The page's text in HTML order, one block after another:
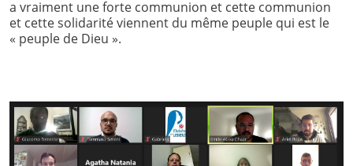
a vraiment une forte communion et cette communion
et cette solidarité viennent du même peuple qui est le
« peuple de Dieu ».